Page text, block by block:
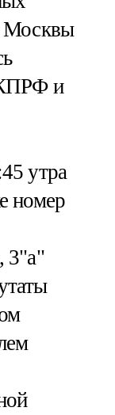
Москвы
КПРФ и
утра
номер
3"а"